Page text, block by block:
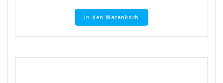
In den Warenkorb